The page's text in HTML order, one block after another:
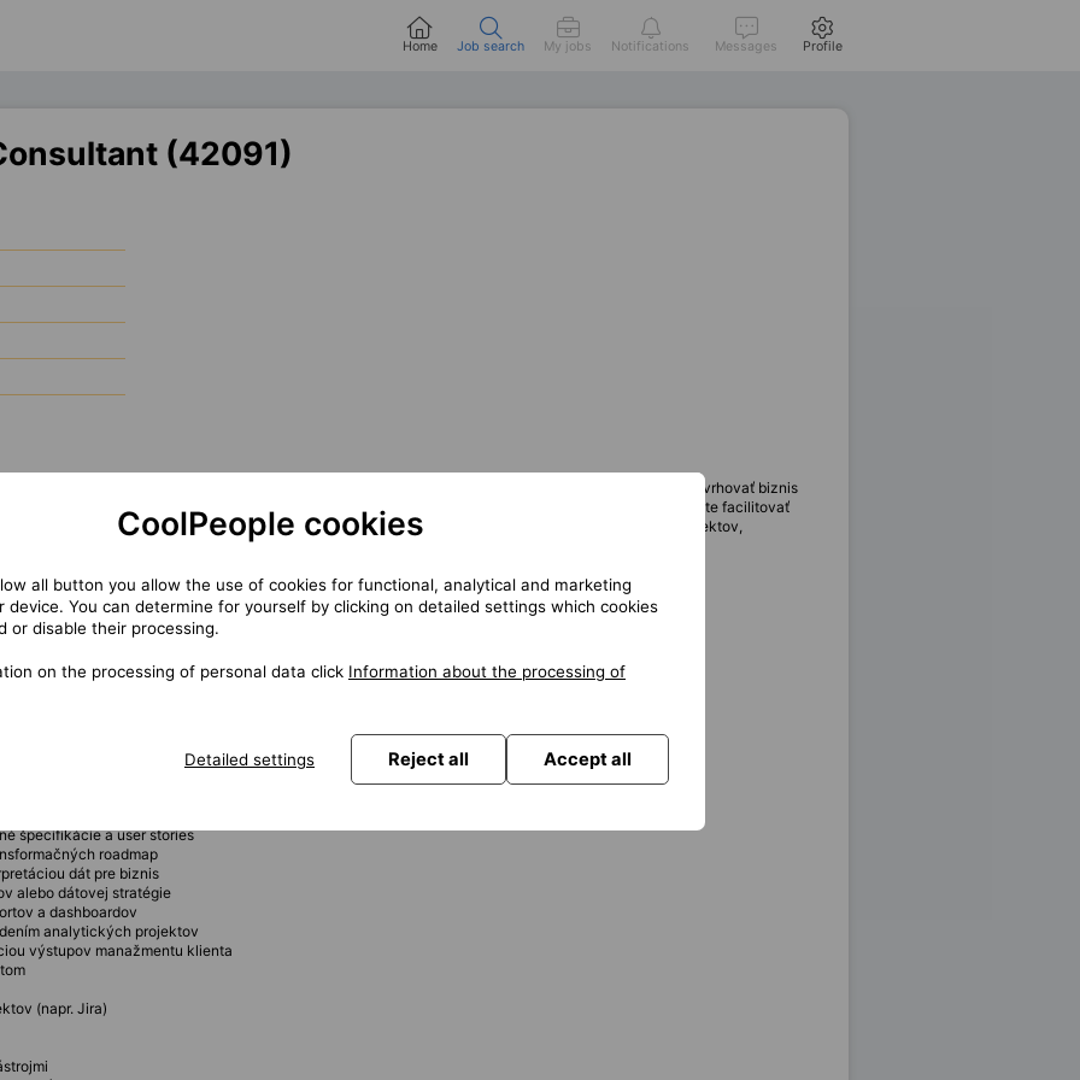
Home Job search My jobs Notifications Messages Profile
(42091)
ktorý dokáže prepájať biznis, dáta a technológie do funkčných riešení pre klientov. Vašou úlohou bude navrhovať biznis
stratégie a modely a premieňať dáta na zrozumiteľné insighty pre strategické rozhodovanie. Budete facilitovať
požiadavky a navrhovať transformačné roadmapy. Súčasťou práce je aj vedenie analytických projektov,
a podpora presales aktivít.
dizajnu
rozhodovanie
projektov
a manažmentom klientov
aktivít
v oblasti business alebo data consulting
dizajnom
a vedením workshopov
re-engineeringom procesov
špecifikácie a user stories
roadmap
dát pre biznis
alebo dátovej stratégie
a dashboardov
analytických projektov
výstupov manažmentu klienta
(napr. Jira)
CoolPeople cookies
all button you allow the use of cookies for functional, analytical and marketing
device. You can determine for yourself by clicking on detailed settings which cookies
or disable their processing.
on the processing of personal data click Information about the processing of
Detailed settings Reject all Accept all